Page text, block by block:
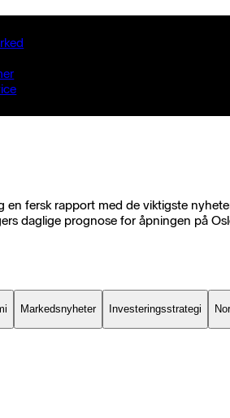
fersk rapport med de viktigste
daglige prognose for åpningen på
Markedsnyheter Investeringsstrategi